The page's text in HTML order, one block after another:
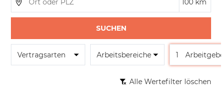
SUCHEN
Vertragsarten Arbeitsbereiche 1
Alle Wertefilter löschen